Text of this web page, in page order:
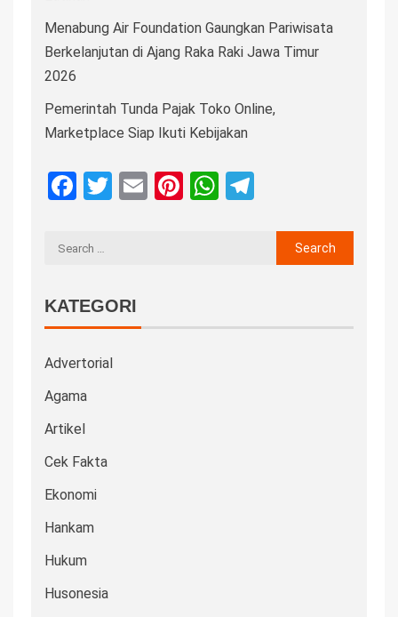
Menabung Air Foundation Gaungkan Pariwisata
Berkelanjutan di Ajang Raka Raki Jawa Timur
2026
Pemerintah Tunda Pajak Toko Online,
Marketplace Siap Ikuti Kebijakan
Facebook
Twitter
EmailPinterest
WhatsApp
KATEGORI
Advertorial
Agama
Artikel
Cek Fakta
Ekonomi
Hankam
Hukum
Husonesia